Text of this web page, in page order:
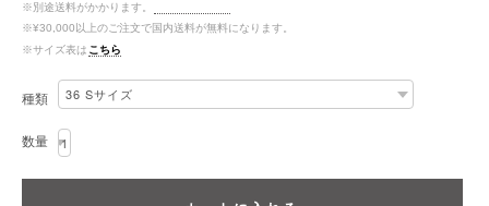
※別途送料がかかります。
※¥30,000以上のご注文で国内送料が無料になります。
※サイズ表は こちら
種類
数量